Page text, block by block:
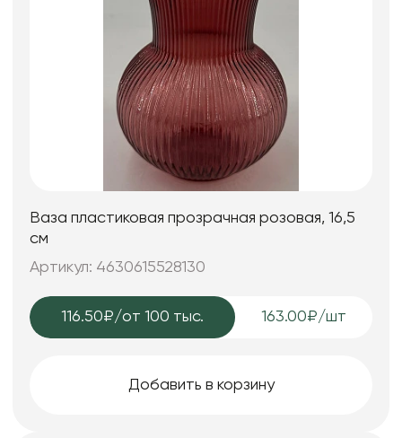
Ваза пластиковая прозрачная розовая, 16,5
см
Артикул: 4630615528130
116.50₽/от 100 тыс. 163.00₽/шт
Добавить в корзину